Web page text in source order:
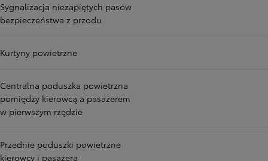
Sygnalizacja niezapiętych pasów
bezpieczeństwa z przodu
Kurtyny powietrzne
Centralna poduszka powietrzna
pomiędzy kierowcą a pasażerem
w pierwszym rzędzie
Przednie poduszki powietrzne
kierowcy i pasażera